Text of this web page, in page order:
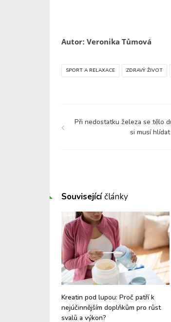
Autor: Veronika Tůmová
SPORT A RELAXACE ZDRAVÝ ŽIVOT
Při nedostatku železa se tělo
si musí
Souvisejícíčlánky
Kreatin pod lupou: Proč patří k
nejúčinnějším doplňkům pro růst
svalů a výkon?